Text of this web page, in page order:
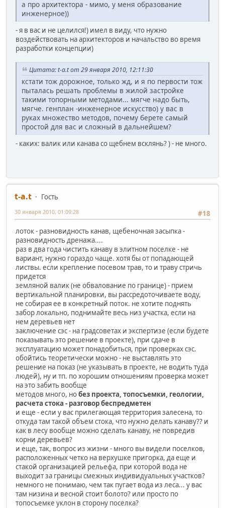
а про архитектора - мимо, у меня образование
инженерное))
- я в вас и не целился!) имел в виду, что нужно
воздействовать на архитекторов и начальство во время
разработки концепции)
Цитата: t-a.t от 29 января 2010, 12:11:30
кстати тож дорожное, только жд, и я по первости тож
пыталась решать проблемы в жилой застройке
такими топорными методами... мягче надо быть,
мягче. генплан -инженерное искусство) у вас в
руках множество методов, почему берете самый
простой для вас и сложный в дальнейшем?
- каких: валик или канава со щебнем всклянь? ) - не много.
t-a.t
Гость
#18
30 января 2010, 01:09:28
лоток - разновидность канав, щебеночная засыпка -
разновидность дренажа....
раз в два года чистить канаву в элитном поселке - не
вариант, нужно гораздо чаще. хотя бы от попадающей
листвы. если крепление посевом трав, то и траву стричь
придется
земляной валик (не обвалование по границе) - прием
вертикальной планировки, вы рассредоточиваете воду,
не собирая ее в конкретный поток. не хотите поднять
забор локально, поднимайте весь низ участка, если на
нем деревьев нет
заключение сэс - на градсоветах и экспертизе (если будете
показывать это решение в проекте), при сдаче в
эксплуатацию может понадобиться, при проверках сэс.
обойтись теоретически можно - не выставлять это
решение на показ (не указывать в проекте, не водить туда
людей), ну и тп. по хорошим отношениям проверка может
на это забить вообще
методов много, нобез проекта, топосъемки, геологии,
расчета стока - разговор беспредметен
и еще - если у вас прилегающая территория залесена, то
откуда там такой объем стока, что нужно делать канаву?? и
как в лесу вообще можно сделать канаву, не повредив
корни деревьев?
и еще, так, вопрос из жизни - много вы видели поселков,
расположенных четко на верхушке пригорка, да еще и
стакой организацией рельефа, при которой вода не
выходит за границы смежных индивидуальных участков?
немного не понимаю, чем так пугает вода из леса... у вас
там низина и весной стоит болото? или просто по
топосъемке уклон в сторону поселка?